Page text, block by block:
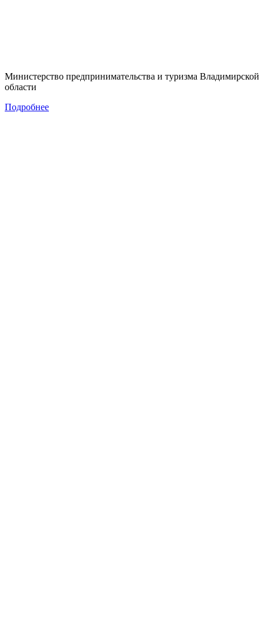
Министерство предпринимательства и туризма Владимирской
области
Подробнее